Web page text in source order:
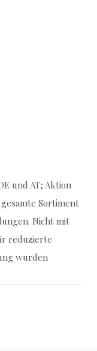
und AT; Aktion
Sortiment
Nicht mit
reduzierte
wurden